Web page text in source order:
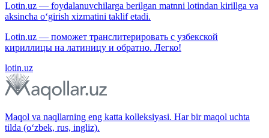
Lotin.uz — foydalanuvchilarga berilgan matnni lotindan kirillga va
aksincha o‘girish xizmatini taklif etadi.
Lotin.uz — поможет транслитерировать с узбекской
кириллицы на латиницу и обратно. Легко!
lotin.uz
Maqol va naqllarning eng katta kolleksiyasi. Har bir maqol uchta
tilda (o‘zbek, rus, ingliz).